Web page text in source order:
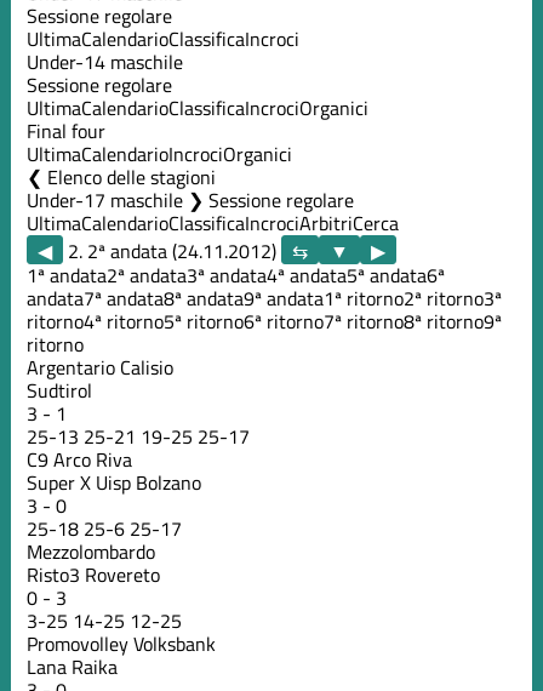
Sessione regolare
UltimaCalendarioClassificaIncroci
Under-14 maschile
Sessione regolare
UltimaCalendarioClassificaIncrociOrganici
Final four
UltimaCalendarioIncrociOrganici
Elenco delle stagioni
Under-17 maschile ❯ Sessione regolare
UltimaCalendarioClassificaIncrociArbitriCerca
◀ 2. 2ª andata (24.11.2012)
▶
1ª andata2ª andata3ª andata4ª andata5ª andata6ª
andata7ª andata8ª andata9ª andata1ª ritorno2ª ritorno3ª
ritorno4ª ritorno5ª ritorno6ª ritorno7ª ritorno8ª ritorno9ª
ritorno
Argentario Calisio
Sudtirol
3 - 1
25-13 25-21 19-25 25-17
C9 Arco Riva
Super X Uisp Bolzano
3 -0
25-18 25-6 25-17
Mezzolombardo
Risto3 Rovereto
0 - 3
3-25 14-25 12-25
Promovolley Volksbank
Lana Raika